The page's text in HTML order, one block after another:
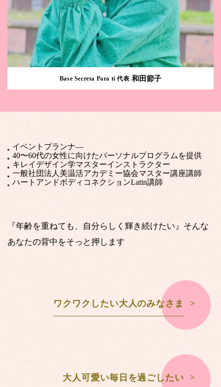
Base Secreta Para ti 代表 和田節子
イベントプランナ―
40〜60代の女性に向けたパーソナルプログラムを提供
キレイデザイン学マスターインストラクター
一般社団法人美温活アカデミー協会マスター講座講師
ハートアンドボディコネクションLatin講師
『年齢を重ねても、自分らしく輝き続けたい』そんな
あなたの背中をそっと押します
ワクワクしたい大人のみなさま
大人可愛い毎日を過ごしたい